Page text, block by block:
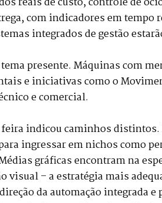
com indicadores em
integrados de gestão
presente. Máquinas com
e iniciativas como o
e comercial.
indicou caminhos
ingressar em nichos como
gráficas encontram na
visual – a estratégia mais
da automação integrada